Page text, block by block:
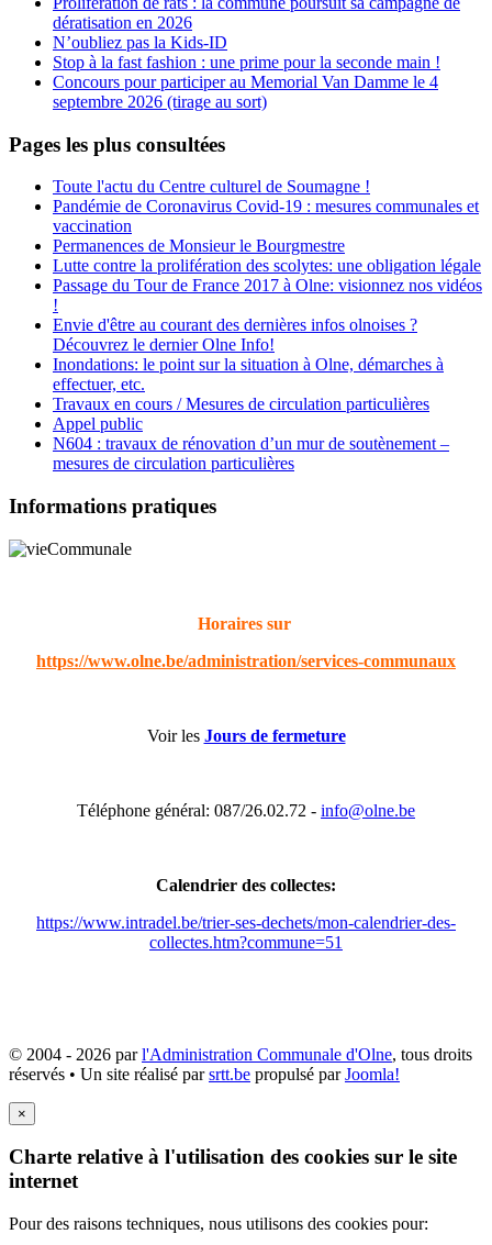
dératisation en 2026
N’oubliez pas la Kids-ID
Stop à la fast fashion : une prime pour la seconde main !
Concours pour participer au Memorial Van Damme le 4
septembre 2026 (tirage au sort)
Pages les plus consultées
Toute l'actu du Centre culturel de Soumagne !
Pandémie de Coronavirus Covid-19 : mesures communales et
vaccination
Permanences de Monsieur le Bourgmestre
Lutte contre la prolifération des scolytes: une obligation légale
Passage du Tour de France 2017 à Olne: visionnez nos vidéos
!
Envie d'être au courant des dernières infos olnoises ?
Découvrez le dernier Olne Info!
Inondations: le point sur la situation à Olne, démarches à
effectuer, etc.
Travaux en cours / Mesures de circulation particulières
Appel public
N604 : travaux de rénovation d’un mur de soutènement –
mesures de circulation particulières
Informations pratiques
Horaires sur
https://www.olne.be/administration/services-communaux
Voir les Jours de fermeture
Téléphone général: 087/26.02.72 - info@olne.be
Calendrier des collectes:
https://www.intradel.be/trier-ses-dechets/mon-calendrier-des-
collectes.htm?commune=51
© 2004 - 2026 parl'Administration Communale d'Olne, tous droits
réservés • Un site réalisé parsrtt.be propulsé parJoomla!
×
Charte relative à l'utilisation des cookies sur le site
internet
Pour des raisons techniques, nous utilisons des cookies pour: